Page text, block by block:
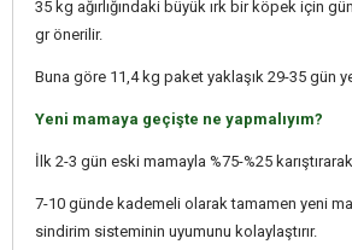
35 kg ağırlığındaki büyük ırk bir köpek için
gr önerilir.
Buna göre 11,4 kg paket yaklaşık 29-35 gün
Yeni mamaya geçişte ne yapmalıyım?
İlk 2-3 gün eski mamayla %75-%25 karıştırarak
7-10 günde kademeli olarak tamamen yeni
sindirim sisteminin uyumunu kolaylaştırır.